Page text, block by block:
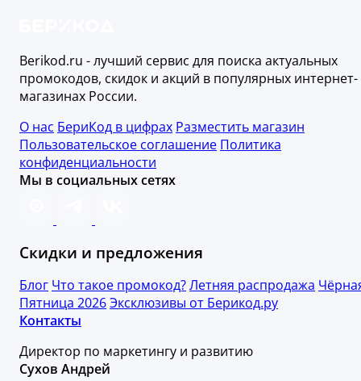
Berikod.ru - лучший сервис для поиска актуальных
промокодов, скидок и акций в популярных интернет-
магазинах России.
О нас БериКод в цифрах Разместить магазин
Пользовательское соглашение Политика
конфиденциальности
Мы в социальных сетях
Скидки и предложения
Блог Что такое промокод?Летняя распродажа
Пятница 2026Эксклюзивы от Берикод.ру
Контакты
Директор по маркетингу и развитию
Сухов Андрей